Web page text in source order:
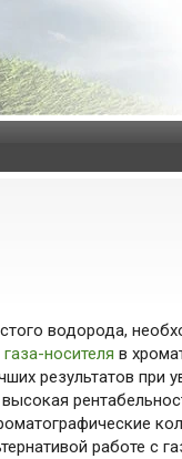
водорода,
газа-носителя в
результатов при
работе с